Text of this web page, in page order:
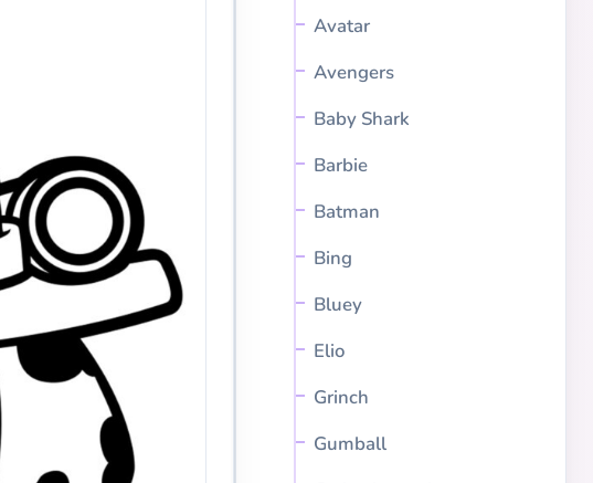
Avatar
Avengers
Baby Shark
Barbie
Batman
Bing
Bluey
Elio
Grinch
Gumball